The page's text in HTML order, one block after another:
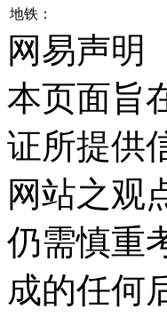
地铁：
网易声明
本页面旨
证所提供
网站之观
仍需慎重
成的任何